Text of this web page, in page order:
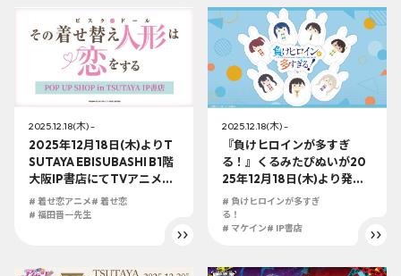
2025.12.18(木) -
2025年12月18日(木)よりT
SUTAYA EBISUBASHI B1階
大阪IP書店にてTVアニメ
「その着せ替え人形は恋を
する」Season 2 POP UP S
# 着せ恋アニメ# 着せ恋
# 福田晋一先生
2025.12.18(木) -
『負けヒロインが多すぎ
る！』くるみたぴぬいが20
25年12月18日(木)より発売
決定！！
# 負けヒロインが多すぎ
る！
# マケイン# IP書店